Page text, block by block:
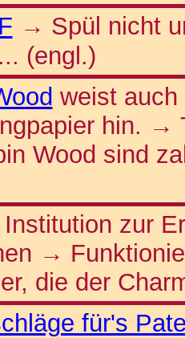
→ Spül nicht
(engl.)
weist
hin. →
Wood sind
zur
→
die der
für's